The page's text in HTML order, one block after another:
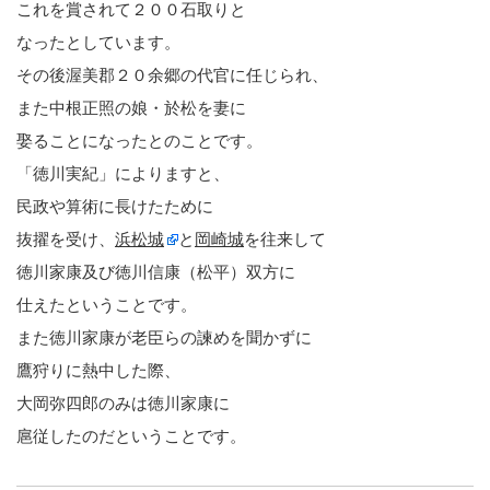
これを賞されて２００石取りと
なったとしています。
その後渥美郡２０余郷の代官に任じられ、
また中根正照の娘・於松を妻に
娶ることになったとのことです。
「徳川実紀」によりますと、
民政や算術に長けたために
抜擢を受け、 浜松城 と 岡崎城を往来して
徳川家康及び徳川信康（松平）双方に
仕えたということです。
また徳川家康が老臣らの諫めを聞かずに
鷹狩りに熱中した際、
大岡弥四郎のみは徳川家康に
扈従したのだということです。